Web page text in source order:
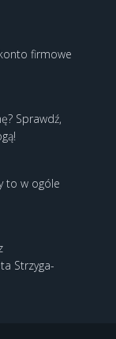
firmowe
Sprawdź,
to w ogóle
Strzyga-